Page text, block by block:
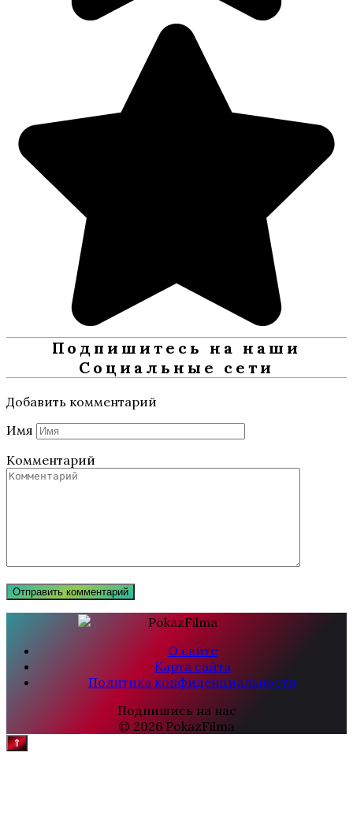
Подпишитесь на наши
Социальные сети
Добавить комментарий
Имя
Комментарий
О сайте
Карта сайта
Политика конфиденциальности
Подпишись на нас
© 2026 PokazFilma